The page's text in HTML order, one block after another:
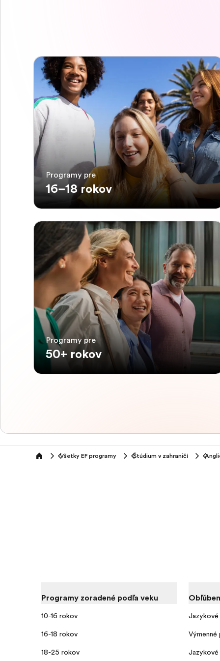
Programy pre
16–18 rokov
Programy pre
50+ rokov
home Všetky EF programy Štúdium v zahraničí
Programy zoradené podľa veku
10-16 rokov
16-18 rokov
18-25 rokov